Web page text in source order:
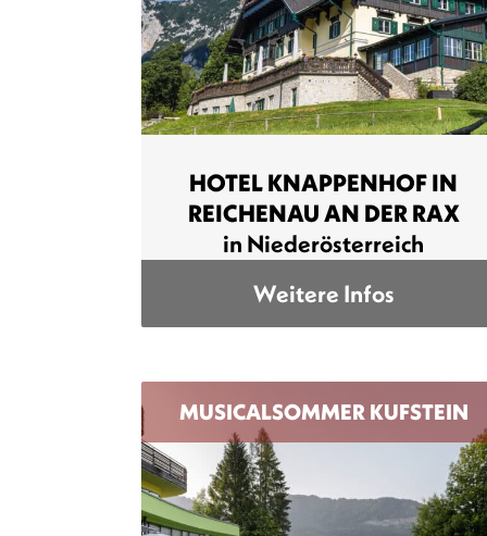
HOTEL KNAPPENHOF IN
REICHENAU AN DER RAX
in Niederösterreich
Weitere Infos
MUSICALSOMMER KUFSTEIN